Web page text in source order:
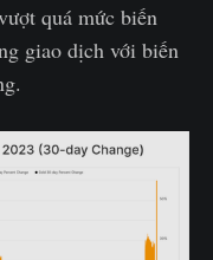
quá mức biến
giao dịch với biến